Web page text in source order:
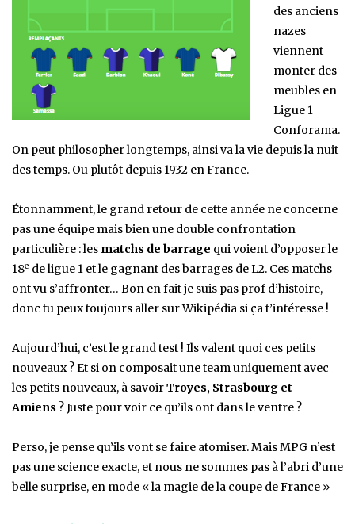
des anciens
nazes
viennent
monter des
meubles en
Ligue 1
Conforama.
On peut philosopher longtemps, ainsi va la vie depuis la nuit
des temps. Ou plutôt depuis 1932 en France.
Étonnamment, le grand retour de cette année ne concerne
pas une équipe mais bien une double confrontation
particulière : les matchs de barrage qui voient d’opposer le
18e de ligue 1 et le gagnant des barrages de L2. Ces matchs
ont vu s’affronter… Bon en fait je suis pas prof d’histoire,
donc tu peux toujours aller sur Wikipédia si ça t’intéresse !
Aujourd’hui, c’est le grand test ! Ils valent quoi ces petits
nouveaux ? Et si on composait une team uniquement avec
les petits nouveaux, à savoirTroyes, Strasbourg et
Amiens ? Juste pour voir ce qu’ils ont dans le ventre ?
Perso, je pense qu’ils vont se faire atomiser. Mais MPG n’est
pas une science exacte, et nous ne sommes pas à l’abri d’une
belle surprise, en mode « la magie de la coupe de France »